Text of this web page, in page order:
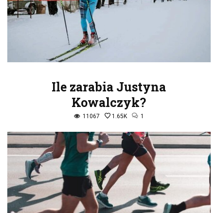
Ile zarabia Justyna
Kowalczyk?
11067 1.65K 1